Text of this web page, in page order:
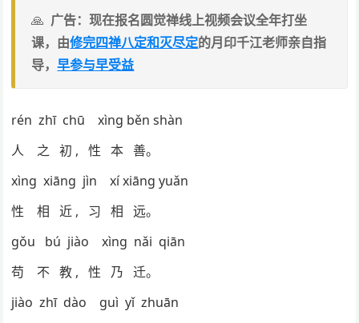
广告：现在报名圆觉禅线上视频会议全年打坐
课，由修完四禅八定和灭尽定的月印千江老师亲自指
导，早参与早受益
rén zhī chū xìng běn shàn
人 之 初 , 性 本 善。
xìng xiāng jìn xí xiāng yuǎn
性 相 近 , 习 相 远。
gǒu bú jiào xìng nǎi qiān
苟 不 教 , 性 乃 迁。
jiào zhī dào guì yǐ zhuān